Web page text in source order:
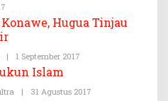
L
E
H
E
G
A
.
Hugua Tinjau
| 1 September 2017
T
Islam
| 31 Agustus 2017